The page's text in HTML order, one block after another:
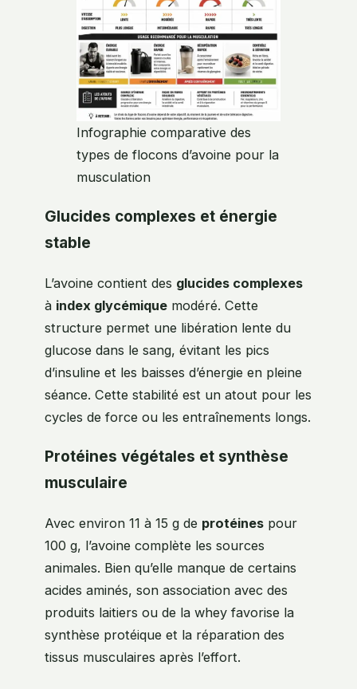
Infographie comparative des
types de flocons d’avoine pour la
musculation
Glucides complexes et énergie
stable
L’avoine contient des glucides complexes
à index glycémique modéré. Cette
structure permet une libération lente du
glucose dans le sang, évitant les pics
d’insuline et les baisses d’énergie en pleine
séance. Cette stabilité est un atout pour les
cycles de force ou les entraînements longs.
Protéines végétales et synthèse
musculaire
Avec environ 11 à 15 g de protéines pour
100 g, l’avoine complète les sources
animales. Bien qu’elle manque de certains
acides aminés, son association avec des
produits laitiers ou de la whey favorise la
synthèse protéique et la réparation des
tissus musculaires après l’effort.